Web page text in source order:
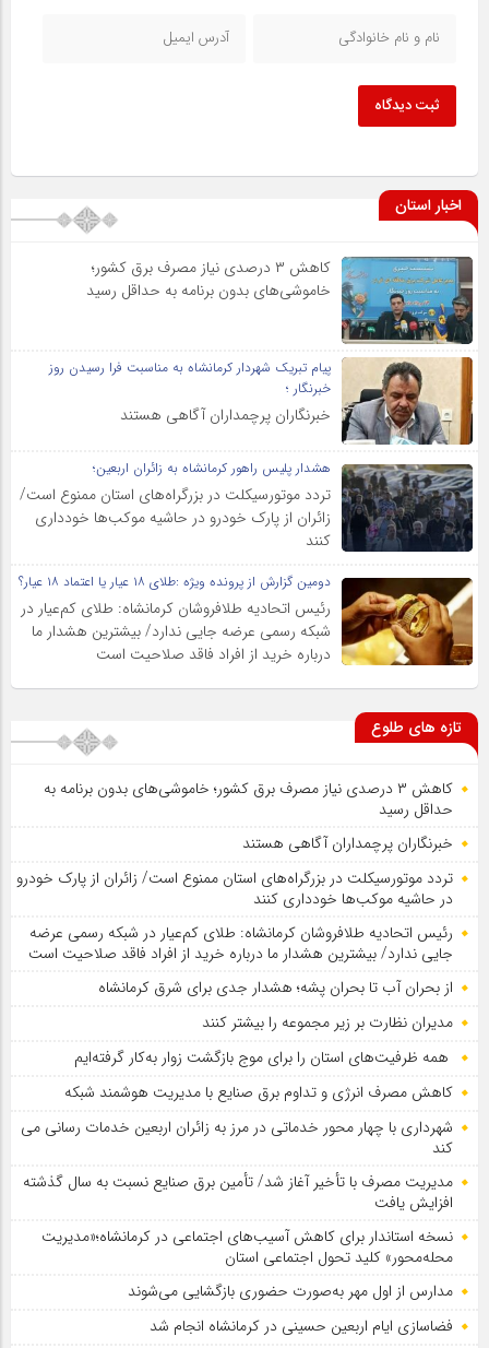
ثبت دیدگاه
اخبار استان
کاهش ۳ درصدی نیاز مصرف برق کشور؛
خاموشی‌های بدون برنامه به حداقل رسید
پیام تبریک شهردار کرمانشاه به مناسبت فرا رسیدن روز
خبرنگار ؛
خبرنگاران پرچمداران آگاهی هستند
هشدار پلیس راهور کرمانشاه به زائران اربعین؛
تردد موتورسیکلت در بزرگراه‌های استان ممنوع است/
زائران از پارک خودرو در حاشیه موکب‌ها خودداری
کنند
دومین گزارش از پرونده ویژه :طلای ۱۸ عیار یا اعتماد ۱۸ عیار؟
رئیس اتحادیه طلافروشان کرمانشاه: طلای کم‌عیار در
شبکه رسمی عرضه جایی ندارد/ بیشترین هشدار ما
درباره خرید از افراد فاقد صلاحیت است
تازه های طلوع
کاهش ۳ درصدی نیاز مصرف برق کشور؛ خاموشی‌های بدون برنامه به
حداقل رسید
خبرنگاران پرچمداران آگاهی هستند
تردد موتورسیکلت در بزرگراه‌های استان ممنوع است/ زائران از پارک خودرو
در حاشیه موکب‌ها خودداری کنند
رئیس اتحادیه طلافروشان کرمانشاه: طلای کم‌عیار در شبکه رسمی عرضه
جایی ندارد/ بیشترین هشدار ما درباره خرید از افراد فاقد صلاحیت است
از بحران آب تا بحران پشه؛ هشدار جدی برای شرق کرمانشاه
مدیران نظارت بر زیر مجموعه را بیشتر کنند
همه ظرفیت‌های استان را برای موج بازگشت زوار به‌کار گرفته‌ایم
کاهش مصرف انرژی و تداوم برق صنایع با مدیریت هوشمند شبکه
شهرداری با چهار محور خدماتی در مرز به زائران اربعین خدمات رسانی می
کند
مدیریت مصرف با تأخیر آغاز شد/ تأمین برق صنایع نسبت به سال گذشته
افزایش یافت
نسخه استاندار برای کاهش آسیب‌های اجتماعی در کرمانشاه؛«مدیریت
محله‌محور» کلید تحول اجتماعی استان
مدارس از اول مهر به‌صورت حضوری بازگشایی می‌شوند
فضاسازی ایام اربعین حسینی در کرمانشاه انجام شد